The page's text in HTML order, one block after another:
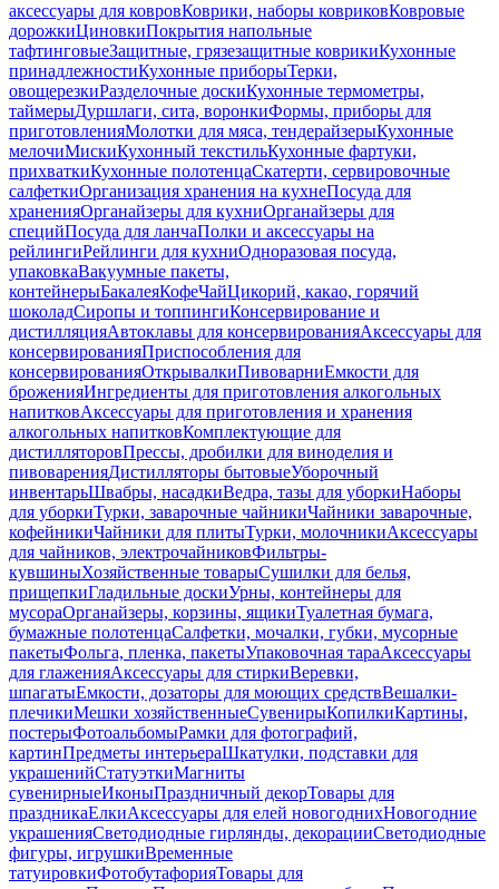
аксессуары для ковровКоврики, наборы ковриковКовровые
дорожкиЦиновкиПокрытия напольные
тафтинговыеЗащитные, грязезащитные коврикиКухонные
принадлежностиКухонные приборыТерки,
овощерезкиРазделочные доскиКухонные термометры,
таймерыДуршлаги, сита, воронкиФормы, приборы для
приготовленияМолотки для мяса, тендерайзерыКухонные
мелочиМискиКухонный текстильКухонные фартуки,
прихваткиКухонные полотенцаСкатерти, сервировочные
салфеткиОрганизация хранения на кухнеПосуда для
храненияОрганайзеры для кухниОрганайзеры для
специйПосуда для ланчаПолки и аксессуары на
рейлингиРейлинги для кухниОдноразовая посуда,
упаковкаВакуумные пакеты,
контейнерыБакалеяКофеЧайЦикорий, какао, горячий
шоколадСиропы и топпингиКонсервирование и
дистилляцияАвтоклавы для консервированияАксессуары для
консервированияПриспособления для
консервированияОткрывалкиПивоварниЕмкости для
броженияИнгредиенты для приготовления алкогольных
напитковАксессуары для приготовления и хранения
алкогольных напитковКомплектующие для
дистилляторовПрессы, дробилки для виноделия и
пивоваренияДистилляторы бытовыеУборочный
инвентарьШвабры, насадкиВедра, тазы для уборкиНаборы
для уборкиТурки, заварочные чайникиЧайники заварочные,
кофейникиЧайники для плитыТурки, молочникиАксессуары
для чайников, электрочайниковФильтры-
кувшиныХозяйственные товарыСушилки для белья,
прищепкиГладильные доскиУрны, контейнеры для
мусораОрганайзеры, корзины, ящикиТуалетная бумага,
бумажные полотенцаСалфетки, мочалки, губки, мусорные
пакетыФольга, пленка, пакетыУпаковочная тараАксессуары
для глаженияАксессуары для стиркиВеревки,
шпагатыЕмкости, дозаторы для моющих средствВешалки-
плечикиМешки хозяйственныеСувенирыКопилкиКартины,
постерыФотоальбомыРамки для фотографий,
картинПредметы интерьераШкатулки, подставки для
украшенийСтатуэткиМагниты
сувенирныеИконыПраздничный декорТовары для
праздникаЕлкиАксессуары для елей новогоднихНовогодние
украшенияСветодиодные гирлянды, декорацииСветодиодные
фигуры, игрушкиВременные
татуировкиФотобутафорияТовары для